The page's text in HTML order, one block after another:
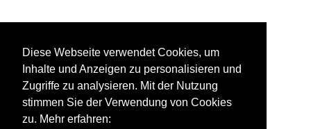
Diese Webseite verwendet Cookies, um
Inhalte und Anzeigen zu personalisieren und
Zugriffe zu analysieren. Mit der Nutzung
stimmen Sie der Verwendung von Cookies
zu. Mehr erfahren: